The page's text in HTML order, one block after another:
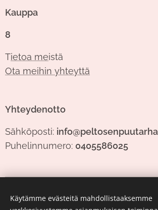
Kauppa
8
Tietoa meistä
Ota meihin yhteyttä
Yhteydenotto
Sähköposti:
Puhelinnumero: 0405586025
Käytämme evästeitä mahdollistaaksemme